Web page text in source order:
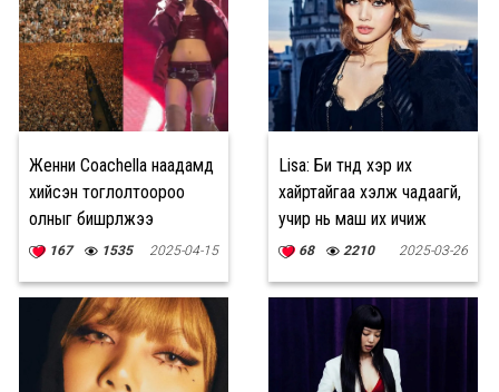
Женни Coachella наадамд
хийсэн тоглолтоороо
олныг бишрүүлжээ
167 1535 2025-04-15
Lisa: Би түүнд хэр их
хайртайгаа хэлж чадаагүй,
учир нь маш их ичиж
байсан
68 2210 2025-03-26